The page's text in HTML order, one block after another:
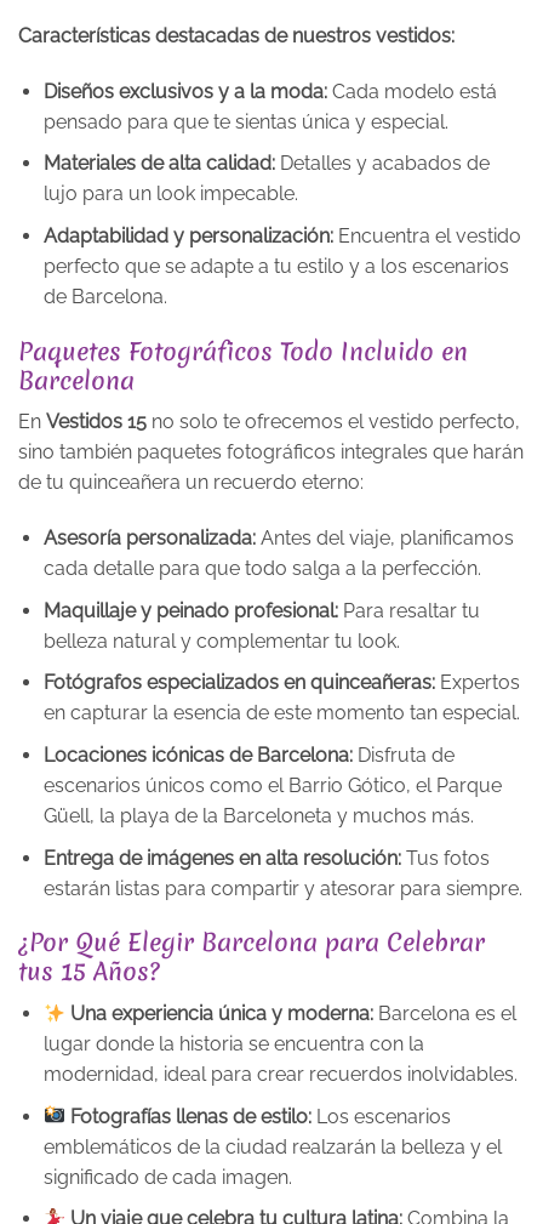
Características destacadas de nuestros vestidos:
Diseños exclusivos y a la moda:Cada modelo está
pensado para que te sientas única y especial.
Materiales de alta calidad:Detalles y acabados de
lujo para un look impecable.
Adaptabilidad y personalización:Encuentra el vestido
perfecto que se adapte a tu estilo y a los escenarios
de Barcelona.
Paquetes Fotográficos Todo Incluido en
Barcelona
En Vestidos 15 no solo te ofrecemos el vestido perfecto,
sino también paquetes fotográficos integrales que harán
de tu quinceañera un recuerdo eterno:
Asesoría personalizada:Antes del viaje, planificamos
cada detalle para que todo salga a la perfección.
Maquillaje y peinado profesional:Para resaltar tu
belleza natural y complementar tu look.
Fotógrafos especializados en quinceañeras:Expertos
en capturar la esencia de este momento tan especial.
Locaciones icónicas de Barcelona:Disfruta de
escenarios únicos como el Barrio Gótico, el Parque
Güell, la playa de la Barceloneta y muchos más.
Entrega de imágenes en alta resolución:Tus fotos
estarán listas para compartir y atesorar para siempre.
¿Por Qué Elegir Barcelona para Celebrar
tus 15 Años?
Una experiencia única y moderna: Barcelona es el
lugar donde la historia se encuentra con la
modernidad, ideal para crear recuerdos inolvidables.
Fotografías llenas de estilo: Los escenarios
emblemáticos de la ciudad realzarán la belleza y el
significado de cada imagen.
Un viaje que celebra tu cultura latina: Combina la